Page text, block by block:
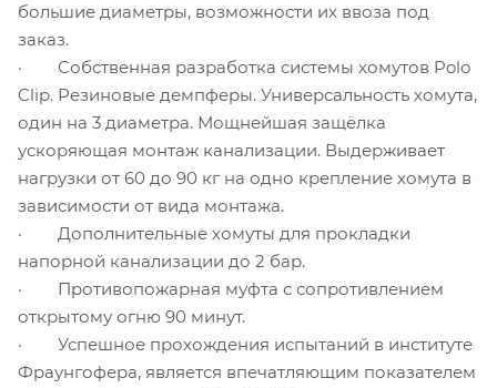
большие диаметры, возможности их ввоза под
заказ.
· Собственная разработка системы хомутов Polo
Clip. Резиновые демпферы. Универсальность хомута,
один на 3 диаметра. Мощнейшая защёлка
ускоряющая монтаж канализации. Выдерживает
нагрузки от 60 до 90 кг на одно крепление хомута в
зависимости от вида монтажа.
· Дополнительные хомуты для прокладки
напорной канализации до 2 бар.
· Противопожарная муфта с сопротивлением
открытому огню 90 минут.
· Успешное прохождения испытаний в институте
Фраунгофера, является впечатляющим показателем